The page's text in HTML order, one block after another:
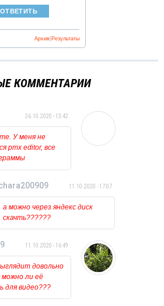
Результаты
Архив
КОММЕНТАРИИ
26.10.2020 - 13:42
У меня не
pmx editor, все
и обновлены.
не
лишь на курсоре
мигает
у кого
такая проблема?
11.10.2020 - 17:07
а можно через яндекс диск
скачть??????
11.10.2020 - 16:49
довольно
можно ли её
для видео???